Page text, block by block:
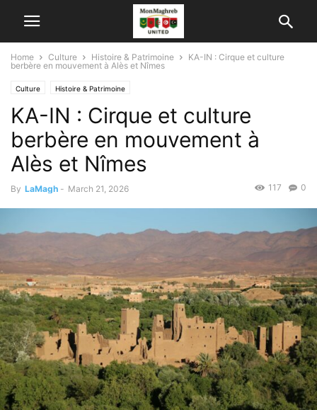
Home Culture Histoire & Patrimoine
KA-IN : Cirque et culture
berbère en mouvement à Alès et Nîmes
Culture Histoire & Patrimoine
KA-IN : Cirque et culture
berbère en mouvement à
Alès et Nîmes
By LaMagh - March 21, 2026 0
117